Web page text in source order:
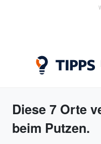
Diese 7 Orte
beim Putzen.